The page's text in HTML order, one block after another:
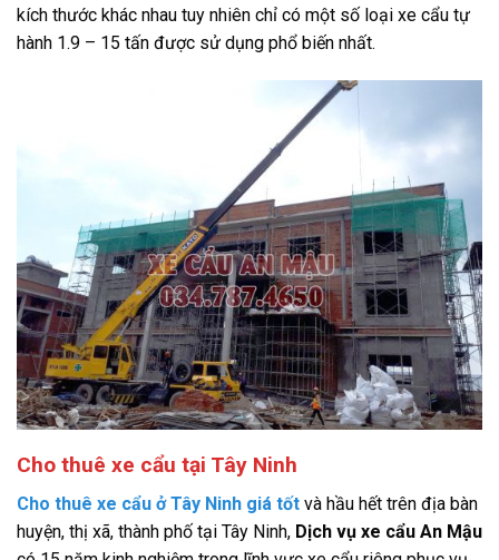
kích thước khác nhau tuy nhiên chỉ có một số loại xe cẩu tự
hành 1.9 – 15 tấn được sử dụng phổ biến nhất.
Cho thuê xe cẩu tại Tây Ninh
Cho thuê xe cẩu ở Tây Ninh giá tốt và hầu hết trên địa bàn
huyện, thị xã, thành phố tại Tây Ninh, Dịch vụ xe cẩu An Mậu